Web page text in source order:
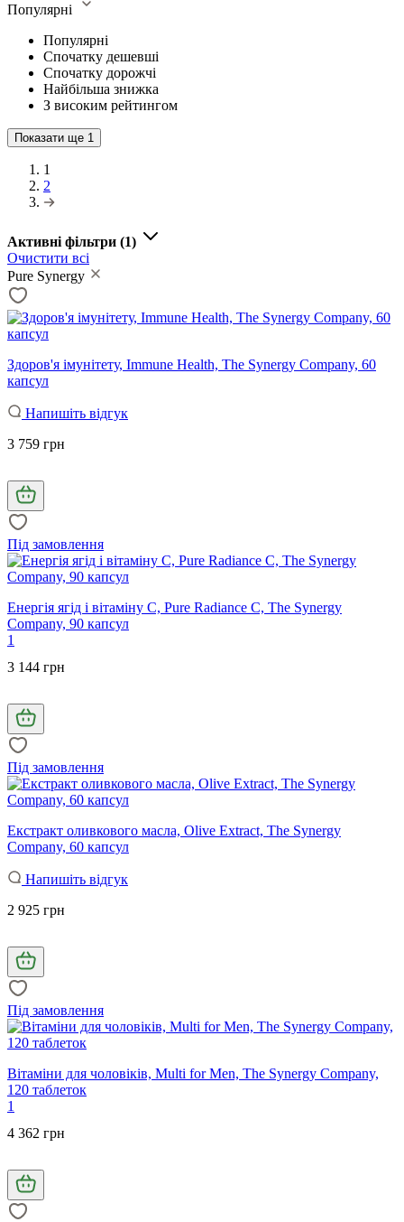
Популярні
Популярні
Спочатку дешевші
Спочатку дорожчі
Найбільша знижка
З високим рейтингом
Показати ще 1
1
2
Активні фільтри (1)
Очистити всі
Pure Synergy
Здоров'я імунітету, Immune Health, The Synergy Company, 60
капсул
Напишіть відгук
3 759 грн
Під замовлення
Енергія ягід і вітаміну С, Pure Radiance C, The Synergy
Company, 90 капсул
1
3 144 грн
Під замовлення
Екстракт оливкового масла, Olive Extract, The Synergy
Company, 60 капсул
Напишіть відгук
2 925 грн
Під замовлення
Вітаміни для чоловіків, Multi for Men, The Synergy Company,
120 таблеток
1
4 362 грн